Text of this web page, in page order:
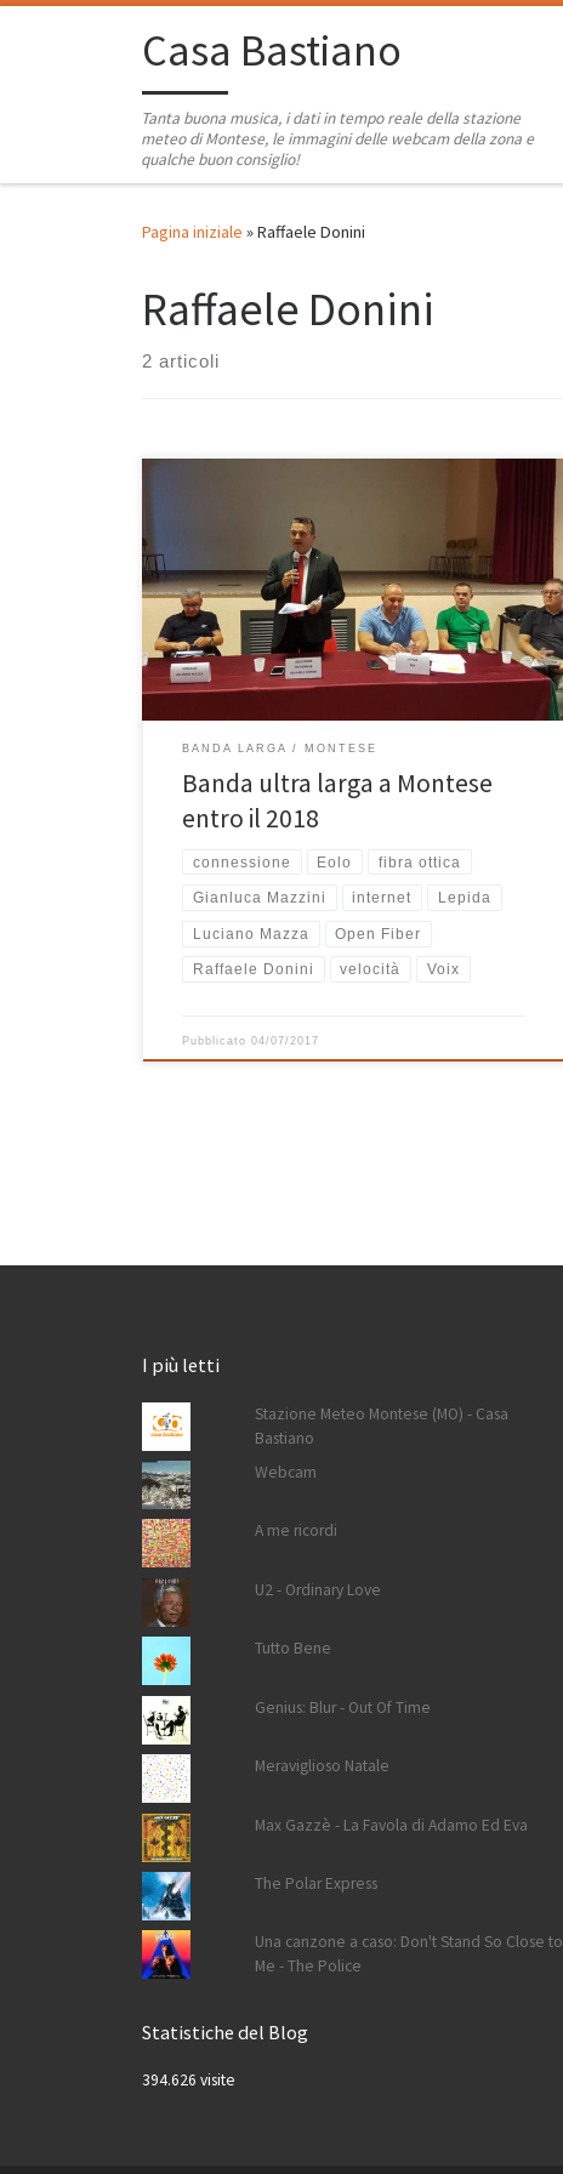
Passa al contenutoCasa Bastiano
Tanta buona musica, i dati in tempo reale della stazione
meteo di Montese, le immagini delle webcam della zona e
qualche buon consiglio!
Pagina iniziale »Raffaele Donini
Raffaele Donini
2 articoli
Per i cittadini e le imprese d Montese ieri sera sono
arrivate davvero buone notizie dall’incontro sulla
banda ultra larga organizzato dal Comune di Montese.
Introdotto dal sindaco Luciano Mazza, il primo a
prendere la parola è stato Raffaele Donini, Assessore
ai Trasporti, Infrastrutture, Programmazione
Territoriale e Agenda Digitale della […]
BANDA LARGA MONTESE
Banda ultra larga a Montese
entro il 2018
connessione Eolo fibra ottica
Gianluca Mazzini internet Lepida
Luciano Mazza Open Fiber
Raffaele Donini velocità Voix
Pubblicato04/07/2017
I più letti
Stazione Meteo Montese (MO) - Casa
Bastiano
Webcam
A me ricordi
U2 - Ordinary Love
Tutto Bene
Genius: Blur - Out Of Time
Meraviglioso Natale
Max Gazzè - La Favola di Adamo Ed Eva
The Polar Express
Una canzone a caso: Don't Stand So Close to
Me - The Police
Statistiche del Blog
394.626 visite